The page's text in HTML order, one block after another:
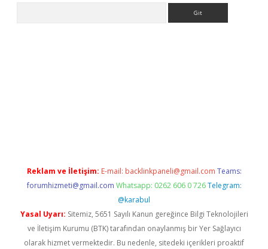
Reklam ve İletişim: E-mail: backlinkpaneli@gmail.com Teams:
forumhizmeti@gmail.com Whatsapp: 0262 606 0 726 Telegram:
@karabul
Yasal Uyarı: Sitemiz, 5651 Sayılı Kanun gereğince Bilgi Teknolojileri
ve İletişim Kurumu (BTK) tarafından onaylanmış bir Yer Sağlayıcı
olarak hizmet vermektedir. Bu nedenle, sitedeki içerikleri proaktif